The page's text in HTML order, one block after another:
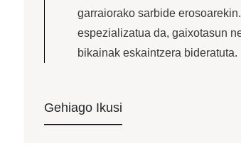
garraiorako sarbide
espezializatua da, gaixotasun
bikainak eskaintzera bideratuta.
Gehiago Ikusi